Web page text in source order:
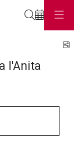
l'Anita